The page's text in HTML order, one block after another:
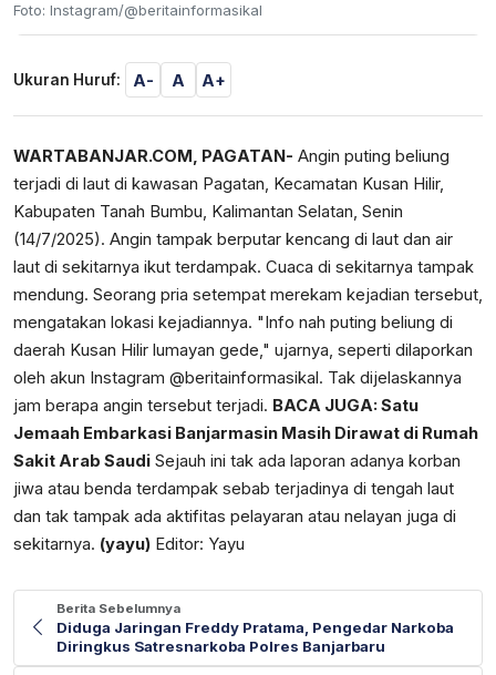
Foto: Instagram/@beritainformasikal
Ukuran Huruf: A- A A+
WARTABANJAR.COM, PAGATAN- Angin puting beliung
terjadi di laut di kawasan Pagatan, Kecamatan Kusan Hilir,
Kabupaten Tanah Bumbu, Kalimantan Selatan, Senin
(14/7/2025). Angin tampak berputar kencang di laut dan air
laut di sekitarnya ikut terdampak. Cuaca di sekitarnya tampak
mendung. Seorang pria setempat merekam kejadian tersebut,
mengatakan lokasi kejadiannya. "Info nah puting beliung di
daerah Kusan Hilir lumayan gede," ujarnya, seperti dilaporkan
oleh akun Instagram @beritainformasikal. Tak dijelaskannya
jam berapa angin tersebut terjadi. BACA JUGA: Satu
Jemaah Embarkasi Banjarmasin Masih Dirawat di Rumah
Sakit Arab Saudi Sejauh ini tak ada laporan adanya korban
jiwa atau benda terdampak sebab terjadinya di tengah laut
dan tak tampak ada aktifitas pelayaran atau nelayan juga di
sekitarnya. (yayu) Editor: Yayu
Berita Sebelumnya
Diduga Jaringan Freddy Pratama, Pengedar Narkoba
Diringkus Satresnarkoba Polres Banjarbaru